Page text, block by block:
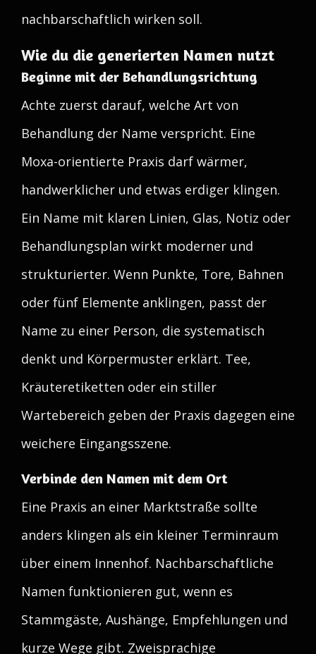
nachbarschaftlich wirken soll.
Wie du die generierten Namen nutzt
Beginne mit der Behandlungsrichtung
Achte zuerst darauf, welche Art von
Behandlung der Name verspricht. Eine
Moxa-orientierte Praxis darf wärmer,
handwerklicher und etwas erdiger klingen.
Ein Name mit klaren Linien, Glas, Notiz oder
Behandlungsplan wirkt moderner und
strukturierter. Wenn Punkte, Tore, Bahnen
oder fünf Elemente anklingen, passt der
Name zu einer Person, die systematisch
denkt und Körpermuster erklärt. Tee,
Kräuteretiketten oder ein stiller
Wartebereich geben der Praxis dagegen eine
weichere Eingangsszene.
Verbinde den Namen mit dem Ort
Eine Praxis an einer Marktstraße sollte
anders klingen als ein kleiner Terminraum
über einem Innenhof. Nachbarschaftliche
Namen funktionieren gut, wenn es
Stammgäste, Aushänge, Empfehlungen und
kurze Wege gibt. Zweisprachige